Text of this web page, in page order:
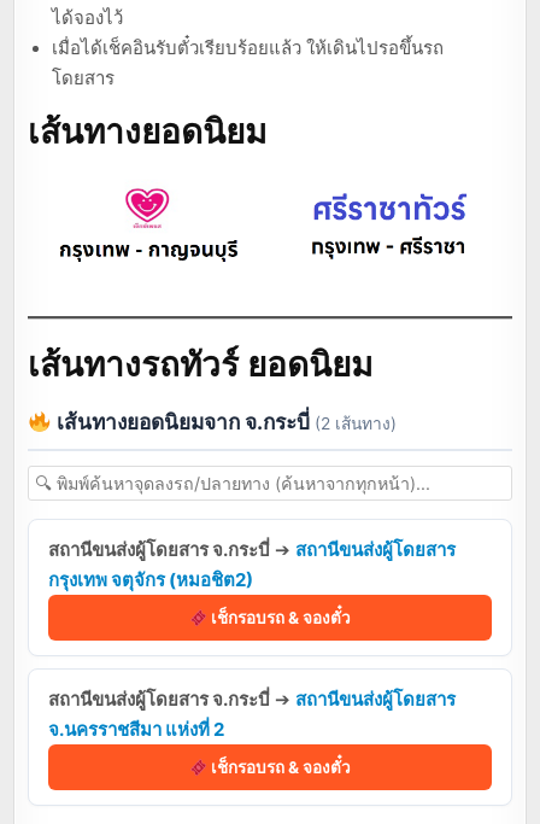
ได้จองไว้
เมื่อได้เช็คอินรับตั๋วเรียบร้อยแล้ว ให้เดินไปรอขึ้นรถ
โดยสาร
เส้นทางยอดนิยม
เส้นทางรถทัวร์ ยอดนิยม
เส้นทางยอดนิยมจาก จ.กระบี่ (2 เส้นทาง)
สถานีขนส่งผู้โดยสาร จ.กระบี่ ➔ สถานีขนส่งผู้โดยสาร
กรุงเทพ จตุจักร (หมอชิต2)
เช็กรอบรถ & จองตั๋ว
สถานีขนส่งผู้โดยสาร จ.กระบี่ ➔ สถานีขนส่งผู้โดยสาร
จ.นครราชสีมา แห่งที่ 2
เช็กรอบรถ & จองตั๋ว